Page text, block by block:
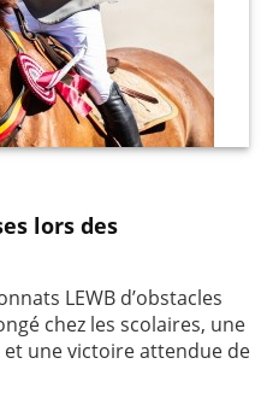
lors des
LEWB d’obstacles
chez les scolaires, une
une victoire attendue de